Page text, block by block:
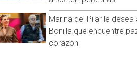
Marina del Pilar le desea
Bonilla que encuentre
corazón